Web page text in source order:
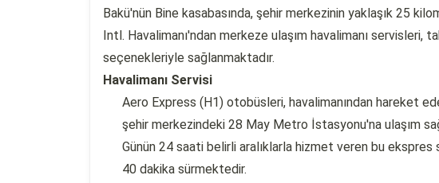
Bakü'nün Bine kasabasında, şehir merkezinin yaklaşık 25
Intl. Havalimanı'ndan merkeze ulaşım havalimanı servisleri,
seçenekleriyle sağlanmaktadır.
Havalimanı Servisi
Aero Express (H1) otobüsleri, havalimanından hareket
şehir merkezindeki 28 May Metro İstasyonu'na ulaşım
Günün 24 saati belirli aralıklarla hizmet veren bu
40 dakika sürmektedir.